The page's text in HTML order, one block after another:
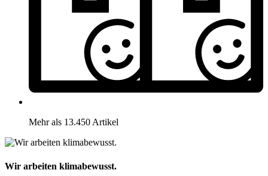
Mehr als 13.450 Artikel
Wir arbeiten klimabewusst.